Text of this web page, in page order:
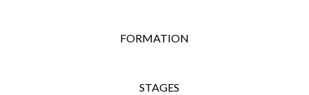
FORMATION
STAGES